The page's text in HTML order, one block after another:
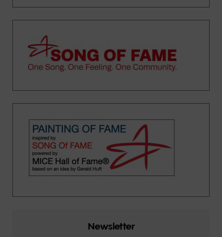
Newsletter